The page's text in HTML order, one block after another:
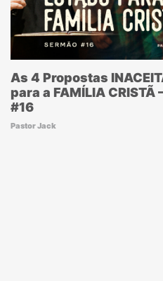
As 4 Propostas
para a FAMÍLIA CRISTÃ
#16
Pastor Jack